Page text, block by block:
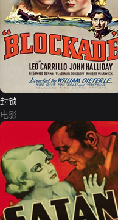
封锁
电影